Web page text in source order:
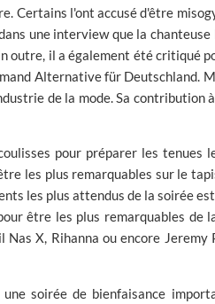
Certains l'ont accusé d'être
une interview que la
outre, il a également été critiqué
Alternative für Deutschland.
de la mode. Sa contribution
pour préparer les tenues
les plus remarquables sur le
les plus attendus de la soirée
être les plus remarquables
X, Rihanna ou encore
soirée de bienfaisance